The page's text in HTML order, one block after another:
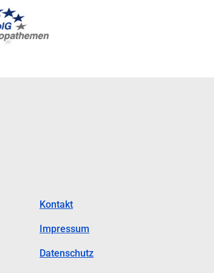
Kontakt
Impressum
Datenschutz